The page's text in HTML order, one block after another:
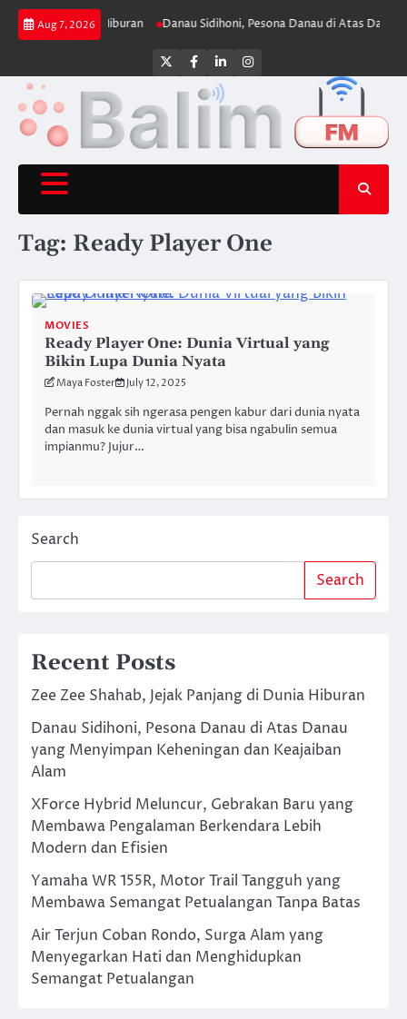
Skip
Aug 7, 2026
di Dunia Hiburan Danau Sidihoni, Pesona Danau di Atas Danau
Twitter
Facebook
LinkedInInstagram
Tag: Ready Player One
MOVIES
Ready Player One: Dunia Virtual yang
Bikin Lupa Dunia Nyata
Maya Foster July 12, 2025
Pernah nggak sih ngerasa pengen kabur dari dunia nyata
dan masuk ke dunia virtual yang bisa ngabulin semua
impianmu? Jujur…
Search
Search
Recent Posts
Zee Zee Shahab, Jejak Panjang di Dunia Hiburan
Danau Sidihoni, Pesona Danau di Atas Danau
yang Menyimpan Keheningan dan Keajaiban
Alam
XForce Hybrid Meluncur, Gebrakan Baru yang
Membawa Pengalaman Berkendara Lebih
Modern dan Efisien
Yamaha WR 155R, Motor Trail Tangguh yang
Membawa Semangat Petualangan Tanpa Batas
Air Terjun Coban Rondo, Surga Alam yang
Menyegarkan Hati dan Menghidupkan
Semangat Petualangan